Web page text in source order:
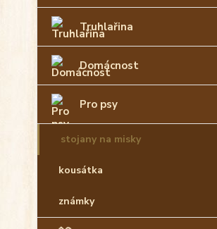
Truhlařina
Domácnost
Pro psy
stojany na misky
kousátka
známky